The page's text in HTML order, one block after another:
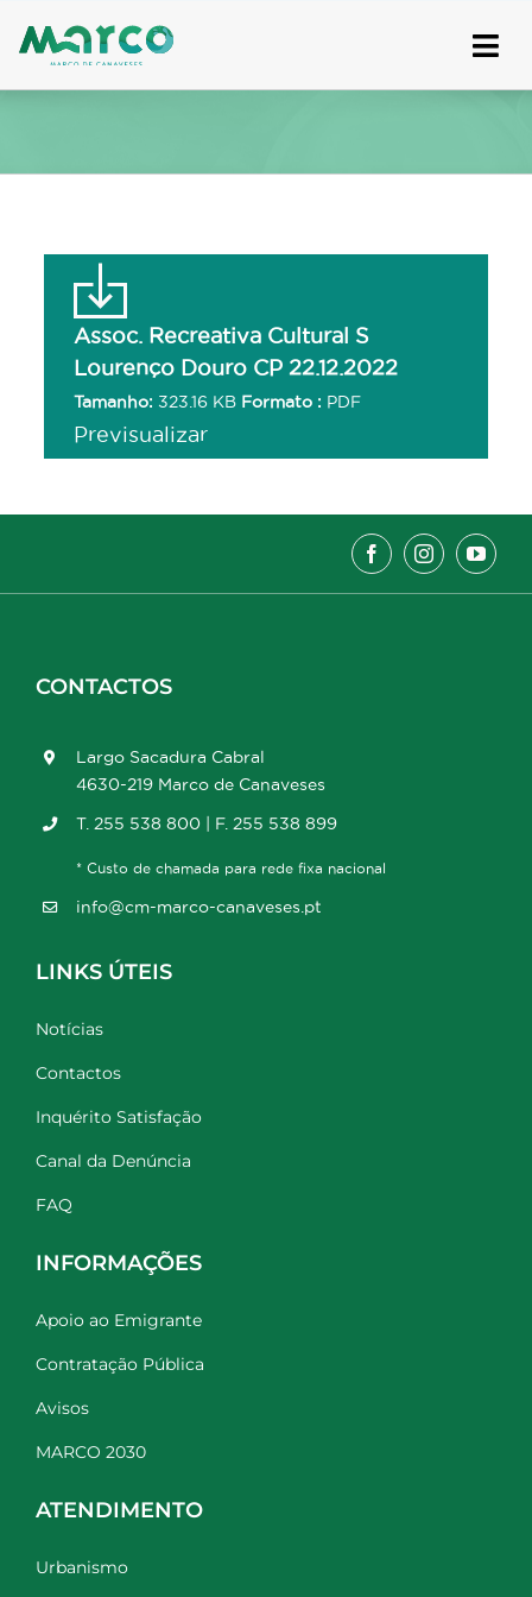
to
Assoc. Recreativa Cultural S
Lourenço Douro CP 22.12.2022
Tamanho: 323.16 KB Formato : PDF
Previsualizar
CONTACTOS
Largo Sacadura Cabral
4630-219 Marco de Canaveses
T. 255 538 800 | F. 255 538 899
* Custo de chamada para rede fixa nacional
info@cm-marco-canaveses.pt
LINKS ÚTEIS
Notícias
Contactos
Inquérito Satisfação
Canal da Denúncia
FAQ
INFORMAÇÕES
Apoio ao Emigrante
Contratação Pública
Avisos
MARCO 2030
ATENDIMENTO
Urbanismo